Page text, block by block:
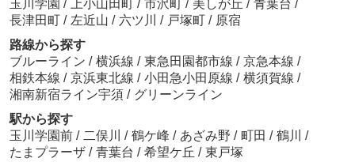
玉川学園 / 上小山田町 / 市沢町 / 美しが丘 / 青葉台 /
長津田町 / 左近山 / 六ツ川 / 戸塚町 / 原宿
路線から探す
ブルーライン / 横浜線 / 東急田園都市線 / 京急本線 /
相鉄本線 / 京浜東北線 / 小田急小田原線 / 横須賀線 /
湘南新宿ライン宇須 / グリーンライン
駅から探す
玉川学園前 / 二俣川 / 鶴ケ峰 / あざみ野 / 町田 / 鶴川
/
たまプラーザ / 青葉台 / 希望ケ丘 / 東戸塚